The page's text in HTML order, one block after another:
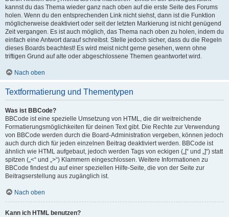
kannst du das Thema wieder ganz nach oben auf die erste Seite des Forums
holen. Wenn du den entsprechenden Link nicht siehst, dann ist die Funktion
möglicherweise deaktiviert oder seit der letzten Markierung ist nicht genügend
Zeit vergangen. Es ist auch möglich, das Thema nach oben zu holen, indem du
einfach eine Antwort darauf schreibst. Stelle jedoch sicher, dass du die Regeln
dieses Boards beachtest! Es wird meist nicht gerne gesehen, wenn ohne
triftigen Grund auf alte oder abgeschlossene Themen geantwortet wird.
Nach oben
Textformatierung und Thementypen
Was ist BBCode?
BBCode ist eine spezielle Umsetzung von HTML, die dir weitreichende
Formatierungsmöglichkeiten für deinen Text gibt. Die Rechte zur Verwendung
von BBCode werden durch die Board-Administration vergeben, können jedoch
auch durch dich für jeden einzelnen Beitrag deaktiviert werden. BBCode ist
ähnlich wie HTML aufgebaut, jedoch werden Tags von eckigen („[“ und „]“) statt
spitzen („<“ und „>“) Klammern eingeschlossen. Weitere Informationen zu
BBCode findest du auf einer speziellen Hilfe-Seite, die von der Seite zur
Beitragserstellung aus zugänglich ist.
Nach oben
Kann ich HTML benutzen?